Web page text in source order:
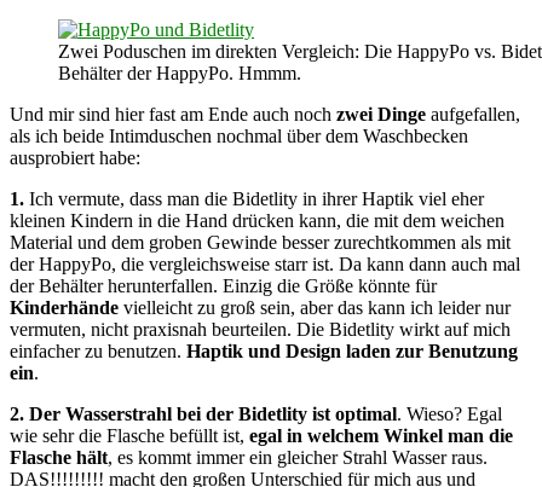
Zwei Poduschen im direkten Vergleich: Die HappyPo vs.
Behälter der HappyPo. Hmmm.
Und mir sind hier fast am Ende auch noch zwei Dinge aufgefallen,
als ich beide Intimduschen nochmal über dem Waschbecken
ausprobiert habe:
1. Ich vermute, dass man die Bidetlity in ihrer Haptik viel eher
kleinen Kindern in die Hand drücken kann, die mit dem weichen
Material und dem groben Gewinde besser zurechtkommen als mit
der HappyPo, die vergleichsweise starr ist. Da kann dann auch mal
der Behälter herunterfallen. Einzig die Größe könnte für
Kinderhände vielleicht zu groß sein, aber das kann ich leider nur
vermuten, nicht praxisnah beurteilen. Die Bidetlity wirkt auf mich
einfacher zu benutzen. Haptik und Design laden zur Benutzung
ein.
2. Der Wasserstrahl bei der Bidetlity ist optimal. Wieso? Egal
wie sehr die Flasche befüllt ist, egal in welchem Winkel man die
Flasche hält, es kommt immer ein gleicher Strahl Wasser raus.
DAS!!!!!!!!! macht den großen Unterschied für mich aus und